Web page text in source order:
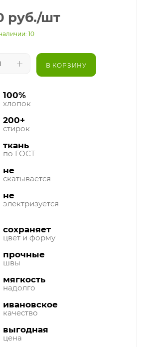
руб./шт
10
В КОРЗИНУ
100%
хлопок
200+
стирок
ткань
по ГОСТ
не
скатывается
не
электризуется
сохраняет
цвет и форму
прочные
швы
мягкость
надолго
ивановское
качество
выгодная
цена